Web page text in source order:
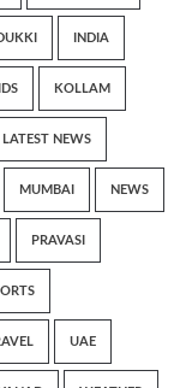
INDIA
KOLLAM
LATEST NEWS
MUMBAI NEWS
PRAVASI
UAE